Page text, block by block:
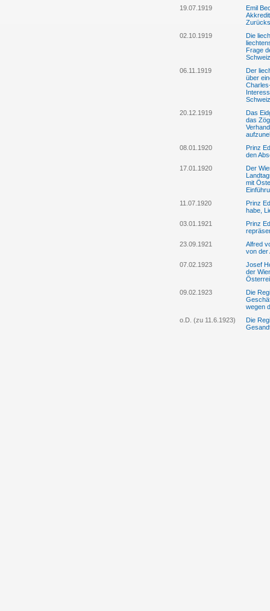
19.07.1919
Emil
02.10.1919
Die
Frage
Schweiz
06.11.1919
Der
über
Schweiz
20.12.1919
Das
das
08.01.1920
Prinz
den
17.01.1920
Der
mit
11.07.1920
Prinz
habe,
03.01.1921
Prinz
23.09.1921
Alfred
von der
07.02.1923
Josef
der
09.02.1923
Die
wegen
o.D. (zu 11.6.1923)
Die